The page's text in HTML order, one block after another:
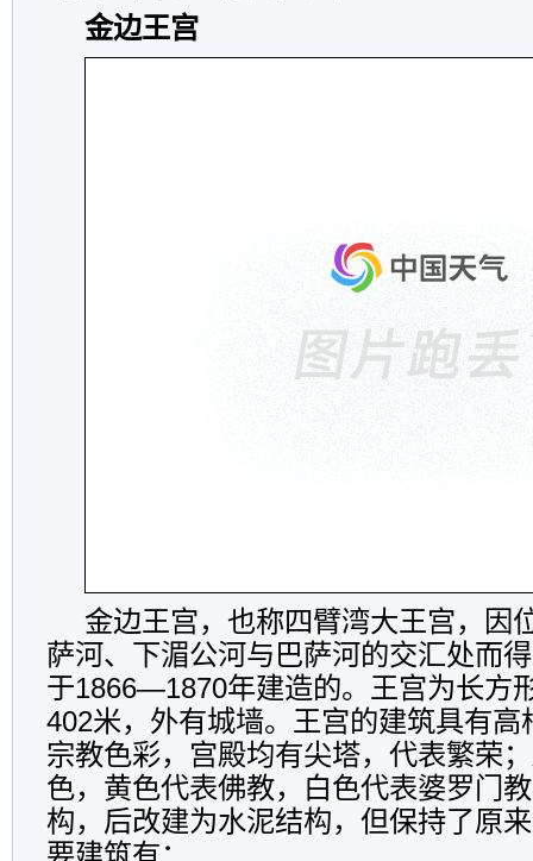
金边王宫
金边王宫，也称四臂湾大王宫，因
萨河、下湄公河与巴萨河的交汇处而
于1866—1870年建造的。王宫为长方
402米，外有城墙。王宫的建筑具有高
宗教色彩，宫殿均有尖塔，代表繁荣
色，黄色代表佛教，白色代表婆罗门
构，后改建为水泥结构，但保持了原
要建筑有：